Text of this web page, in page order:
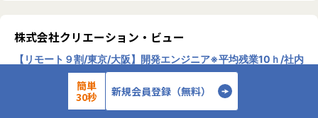
株式会社クリエーション・ビュー
【リモート９割/東京/大阪】開発エンジニア※平均残業10ｈ/社内
グループSE/自社開発/ワールドHD企業のリモートワーク求人
簡単
30秒
新規会員登録（無料）